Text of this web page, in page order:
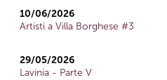
10/06/2026
Artisti a Villa Borghese #3
29/05/2026
Lavinia - Parte V